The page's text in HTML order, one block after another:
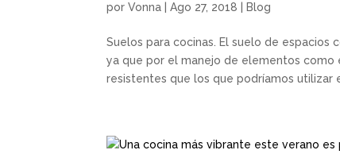
porVonna |Ago 27, 2018 Blog
Suelos para cocinas. El suelo de
ya que por el manejo de elementos como
resistentes que los que podríamos utilizar